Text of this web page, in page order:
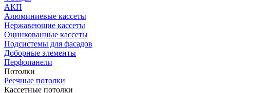
АКП
Алюминиевые кассеты
Нержавеющие кассеты
Оцинкованные кассеты
Подсистемы для фасадов
Доборные элементы
Перфопанели
Потолки
Реечные потолки
Кассетные потолки